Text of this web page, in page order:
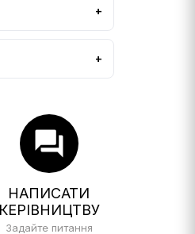
forum
НАПИСАТИ
КЕРІВНИЦТВУ
Задайте питання